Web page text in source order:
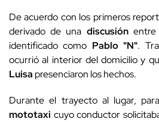
De acuerdo con los primeros
derivado de una discusiónentre
identificado como Pablo "N".
ocurrió al interior del domicilio y
Luisa presenciaron los hechos.
Durante el trayecto al lugar,
mototaxi cuyo conductor